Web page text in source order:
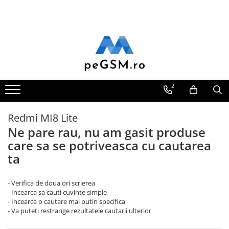
SAMSUNG COMPATIBILE
SAMSUNG SERVICE PACK
Galaxy J COMPATIBIL
Galaxy J SERVICE PACK
Galaxy M
GALAXY M SERVICE PACK
Galaxy N
Galaxy N COMPATIBILE
2
Redmi MI8 Lite
Ne pare rau, nu am gasit produse
care sa se potriveasca cu cautarea
ta
- Verifica de doua ori scrierea
- Incearca sa cauti cuvinte simple
- Incearca o cautare mai putin specifica
- Va puteti restrange rezultatele cautarii ulterior